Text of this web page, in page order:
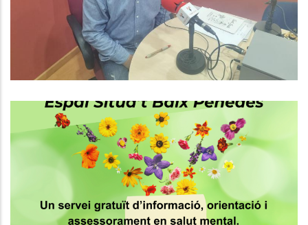
Altres
Servei Gratuït D’informació,
Orientació I Assessorament En
Salut Mental,